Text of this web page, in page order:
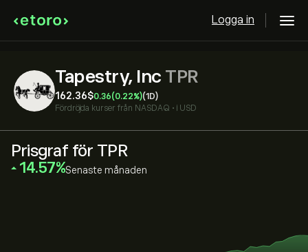
Logga in
Tapestry, Inc TPR
162.36‎$‎0.36(0.22%)(1D)
Fördröjda kurser från NASDAQ • i USD
Prisgraf för TPR
‎14.57‎ Senaste månaden